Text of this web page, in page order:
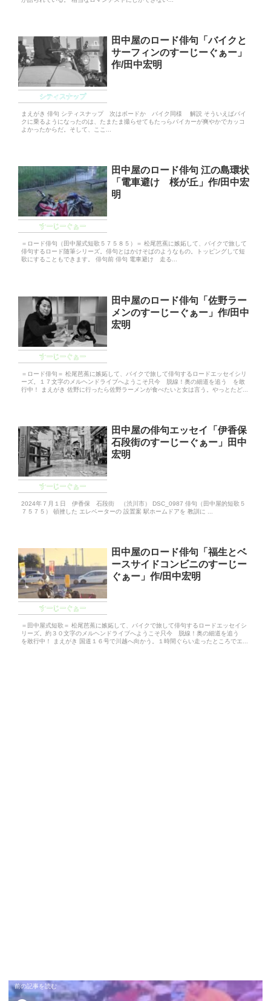
シティスナップ
田中屋のロード俳句「バイクと
サーフィンのすーじーぐぁー」
作/田中宏明
まえがき 俳句 シティスナップ 次はボードか バイク同様 解説 そういえばバイ
クに乗るようになったのは、たまたま撮らせてもたっらバイカーが爽やかでカッコ
よかったからだ。そして、ここ...
すーじーぐぁー
田中屋のロード俳句 江の島環状
「電車避け 桜が丘」作/田中宏
明
＝ロード俳句（田中屋式短歌５７５８５）＝ 松尾芭蕉に嫉妬して、バイクで旅して
俳句するロード随筆シリーズ。俳句とはかけそばのようなもの。トッピングして短
歌にすることもできます。 俳句前 俳句 電車避け 走る...
すーじーぐぁー
田中屋のロード俳句「佐野ラー
メンのすーじーぐぁー」作/田中
宏明
＝ロード俳句＝ 松尾芭蕉に嫉妬して、バイクで旅して俳句するロードエッセイシリ
ーズ。１７文字のメルヘンドライブへようこそ只今 脱線！奥の細道を追う を敢
行中！ まえがき 佐野に行ったら佐野ラーメンが食べたいと女は言う。やっとたど...
すーじーぐぁー
田中屋の俳句エッセイ「伊香保
石段街のすーじーぐぁー」田中
宏明
2024年７月１日 伊香保 石段街 （渋川市） DSC_0987 俳句（田中屋的短歌５
７５７５） 頓挫した エレベーターの 設置案 駅ホームドアを 教訓に ...
すーじーぐぁー
田中屋のロード俳句「福生とベ
ースサイドコンビニのすーじー
ぐぁー」作/田中宏明
＝田中屋式短歌＝ 松尾芭蕉に嫉妬して、バイクで旅して俳句するロードエッセイシ
リーズ。約３０文字のメルヘンドライブへようこそ只今 脱線！奥の細道を追う
を敢行中！ まえがき 国道１６号で川越へ向かう。１時間ぐらい走ったところでエ...